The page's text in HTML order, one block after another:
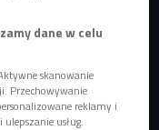
dane w celu
skanowanie
Przechowywanie
reklamy i
usług.